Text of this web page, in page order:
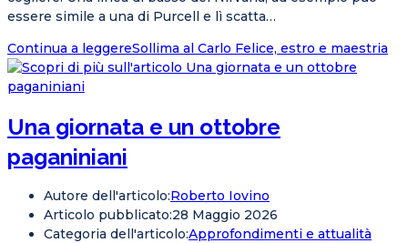
essere simile a una di Purcell e lì scatta…
Continua a leggereSollima al Carlo Felice, estro e maestria
Una giornata e un ottobre
paganiniani
Autore dell'articolo:Roberto Iovino
Articolo pubblicato:28 Maggio 2026
Categoria dell'articolo:Approfondimenti e attualità